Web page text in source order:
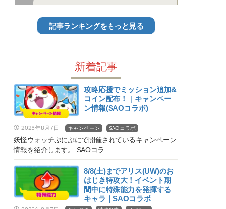
記事ランキングをもっと見る
新着記事
攻略応援でミッション追加&
コイン配布！｜キャンペー
ン情報(SAOコラボ)
2026年8月7日 キャンペーン SAOコラボ
妖怪ウォッチぷにぷにで開催されているキャンペーン
情報を紹介します。 SAOコラ...
8/8(土)までアリス(UW)のお
はじき特攻大！イベント期
間中に特殊能力を発揮する
キャラ｜SAOコラボ